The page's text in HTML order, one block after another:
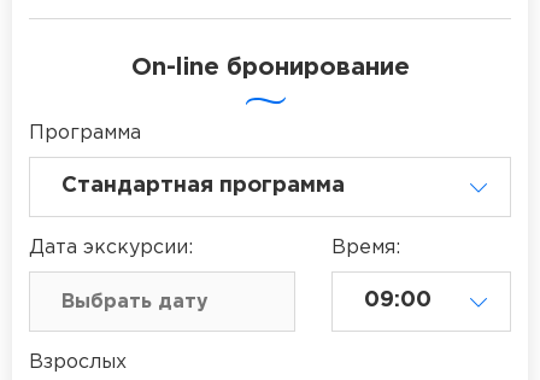
On-line бронирование
Программа
Дата экскурсии: Время:
Взрослых